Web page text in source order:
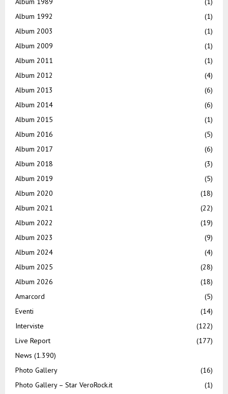
Album 1992
(1)
Album 2003
(1)
Album 2009
(1)
Album 2011
(1)
Album 2012
(4)
Album 2013
(6)
Album 2014
(6)
Album 2015
(1)
Album 2016
(5)
Album 2017
(6)
Album 2018
(3)
Album 2019
(5)
Album 2020
(18)
Album 2021
(22)
Album 2022
(19)
Album 2023
(9)
Album 2024
(4)
Album 2025
(28)
Album 2026
(18)
Amarcord
(5)
Eventi
(14)
Interviste
(122)
Live Report
(177)
News (1.390)
Photo Gallery
(16)
Photo Gallery – Star VeroRock.it
(1)